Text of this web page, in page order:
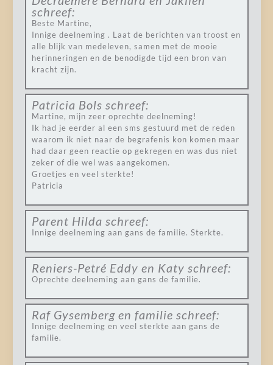
schreef:
Beste Martine,
Innige deelneming . Laat de berichten van troost en
alle blijk van medeleven, samen met de mooie
herinneringen en de benodigde tijd een bron van
kracht zijn.
Patricia Bols schreef:
Martine, mijn zeer oprechte deelneming!
Ik had je eerder al een sms gestuurd met de reden
waarom ik niet naar de begrafenis kon komen maar
had daar geen reactie op gekregen en was dus niet
zeker of die wel was aangekomen.
Groetjes en veel sterkte!
Patricia
Parent Hilda schreef:
Innige deelneming aan gans de familie. Sterkte.
Reniers-Petré Eddy en Katy schreef:
Oprechte deelneming aan gans de familie.
Raf Gysemberg en familie schreef:
Innige deelneming en veel sterkte aan gans de
familie.